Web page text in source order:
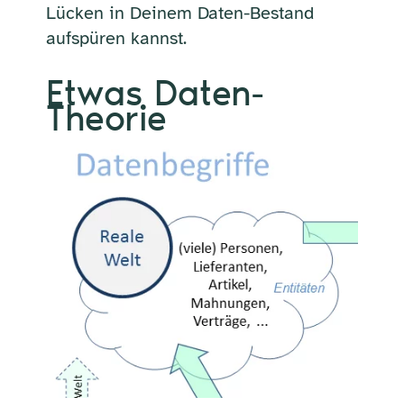
Lücken in Deinem Daten-Bestand
aufspüren kannst.
Etwas Daten-
Theorie